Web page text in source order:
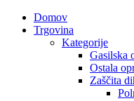
Domov
Trgovina
Kategorije
Gasilska
Ostala
Zaščita